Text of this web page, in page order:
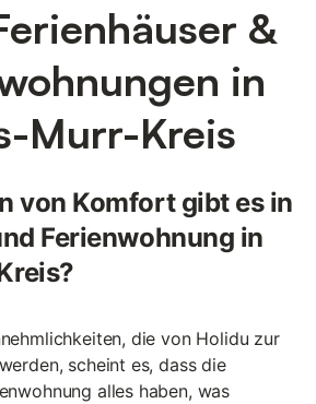
&
in
Murr-Kreis
von Komfort gibt es in
Ferienwohnung in
die von Holidu zur
scheint es, dass die
alles haben, was